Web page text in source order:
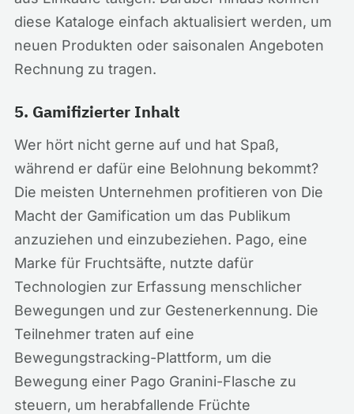
diese Kataloge einfach aktualisiert werden, um
neuen Produkten oder saisonalen Angeboten
Rechnung zu tragen.
5. Gamifizierter Inhalt
Wer hört nicht gerne auf und hat Spaß,
während er dafür eine Belohnung bekommt?
Die meisten Unternehmen profitieren von Die
Macht der Gamification um das Publikum
anzuziehen und einzubeziehen. Pago, eine
Marke für Fruchtsäfte, nutzte dafür
Technologien zur Erfassung menschlicher
Bewegungen und zur Gestenerkennung. Die
Teilnehmer traten auf eine
Bewegungstracking-Plattform, um die
Bewegung einer Pago Granini-Flasche zu
steuern, um herabfallende Früchte